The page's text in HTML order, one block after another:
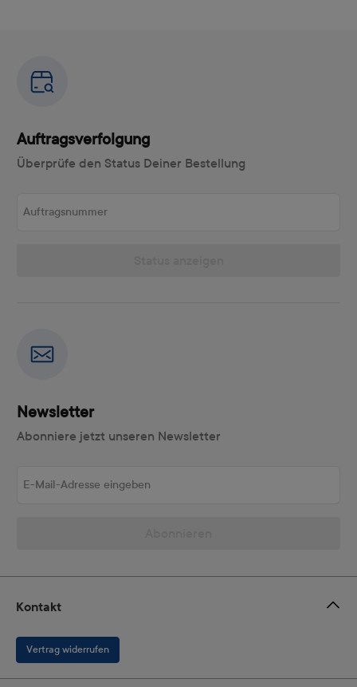
Auftragsverfolgung
Überprüfe den Status Deiner Bestellung
Newsletter
Abonniere jetzt unseren Newsletter
Kontakt
Vertrag widerrufen